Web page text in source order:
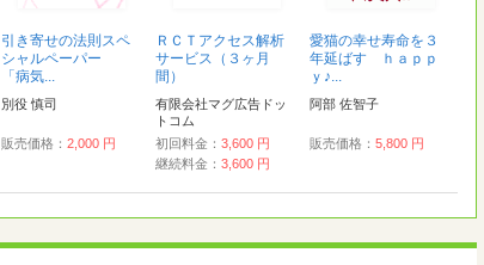
引き寄せの法則スペ
シャルペーパー
「病気...
別役 慎司
販売価格： 2,000 円
ＲＣＴアクセス解析
サービス（３ヶ月
間）
有限会社マグ広告ドッ
トコム
初回料金： 3,600 円
継続料金： 3,600 円
愛猫の幸せ寿命を３
年延ばす ｈａｐｐ
ｙ♪...
阿部 佐智子
販売価格：5,800 円